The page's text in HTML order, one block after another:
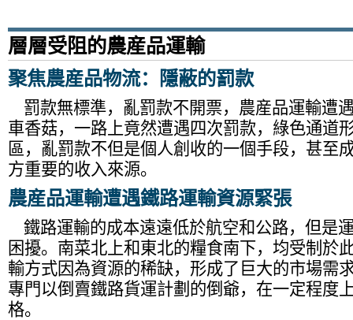
層層受阻的農産品運輸
聚焦農産品物流：隱蔽的罰款
罰款無標準，亂罰款不開票，農産品運輸遭
車香菇，一路上竟然遭遇四次罰款，綠色通道
區，亂罰款不但是個人創收的一個手段，甚至
方重要的收入來源。
農産品運輸遭遇鐵路運輸資源緊張
鐵路運輸的成本遠遠低於航空和公路，但是
困擾。南菜北上和東北的糧食南下，均受制於
輸方式因為資源的稀缺，形成了巨大的市場需
專門以倒賣鐵路貨運計劃的倒爺，在一定程度
格。